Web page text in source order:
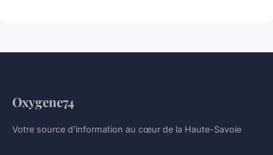
Oxygene74
Votre source d'information au cœur de la Haute-Savoie